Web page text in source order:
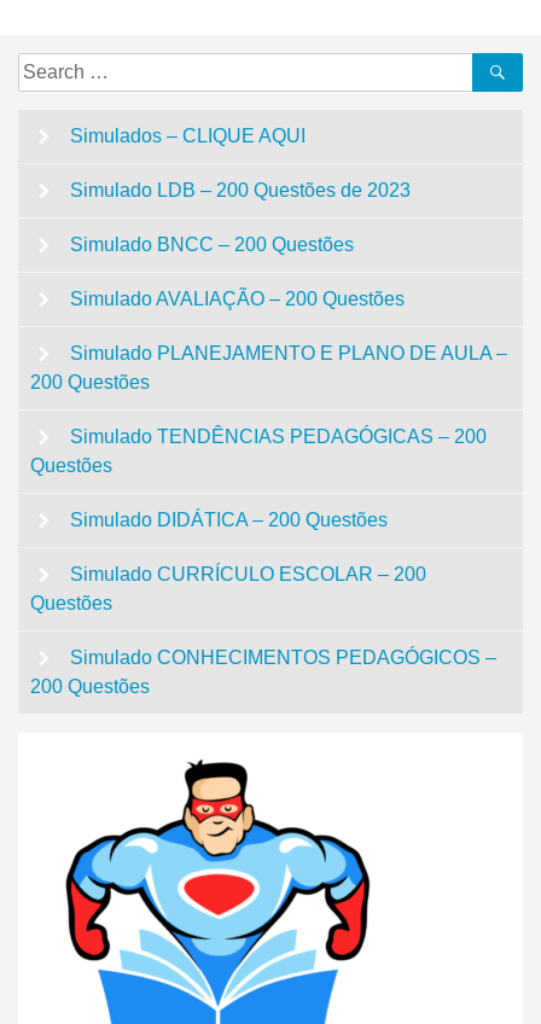
Search
for:
Simulados – CLIQUE AQUI
Simulado LDB – 200 Questões de 2023
Simulado BNCC – 200 Questões
Simulado AVALIAÇÃO – 200 Questões
Simulado PLANEJAMENTO E PLANO DE AULA –
200 Questões
Simulado TENDÊNCIAS PEDAGÓGICAS – 200
Questões
Simulado DIDÁTICA – 200 Questões
Simulado CURRÍCULO ESCOLAR – 200
Questões
Simulado CONHECIMENTOS PEDAGÓGICOS –
200 Questões